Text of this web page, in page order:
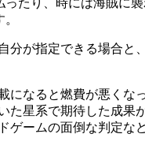
たり、時には海賊に
が指定できる場合と
なると燃費が悪くな
星系で期待した成
ームの面倒な判定